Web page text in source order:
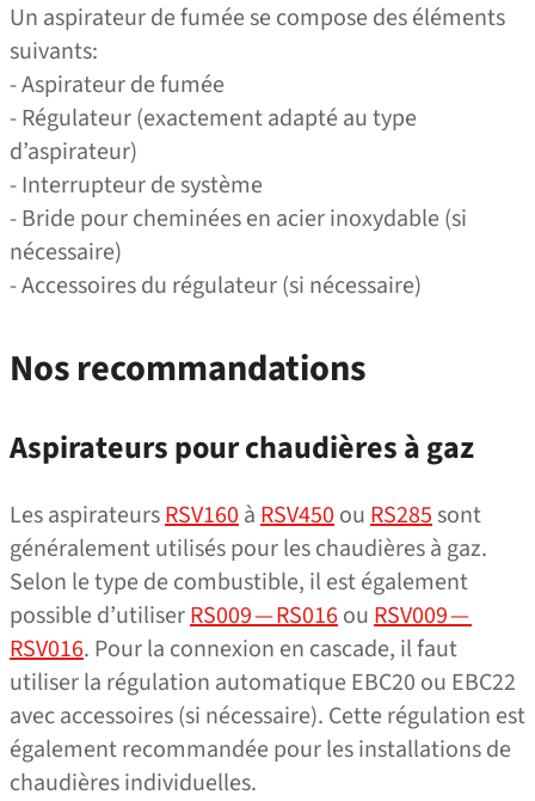
Un aspirateur de fumée se compose des éléments
suivants:
- Aspirateur de fumée
- Régulateur (exactement adapté au type
d’aspirateur)
- Interrupteur de système
- Bride pour cheminées en acier inoxydable (si
nécessaire)
- Accessoires du régulateur (si nécessaire)
Nos recommandations
Aspirateurs pour chaudières à gaz
Les aspirateursRSV160àRSV450ouRS285sont
généralement utilisés pour les chaudières à gaz.
Selon le type de combustible, il est également
possible d’utiliserRS009 — RS016ouRSV009 —
RSV016. Pour la connexion en cascade, il faut
utiliser la régulation automatique EBC20 ou EBC22
avec accessoires (si nécessaire). Cette régulation est
également recommandée pour les installations de
chaudières individuelles.